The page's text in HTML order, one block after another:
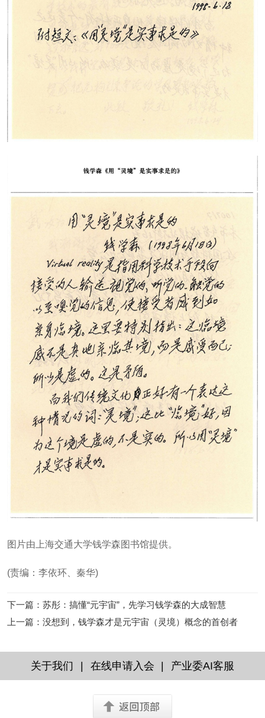
图片由上海交通大学钱学森图书馆提供。
(责编：李依环、秦华)
下一篇 ： 苏彤：搞懂“元宇宙”，先学习钱学森的大成智慧
上一篇 ： 没想到，钱学森才是元宇宙（灵境）概念的首创者
关于我们 | 在线申请入会 | 产业委AI客服